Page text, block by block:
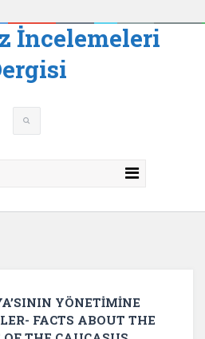
İncelemeleri
YÖNETİMİNE
FACTS ABOUT THE